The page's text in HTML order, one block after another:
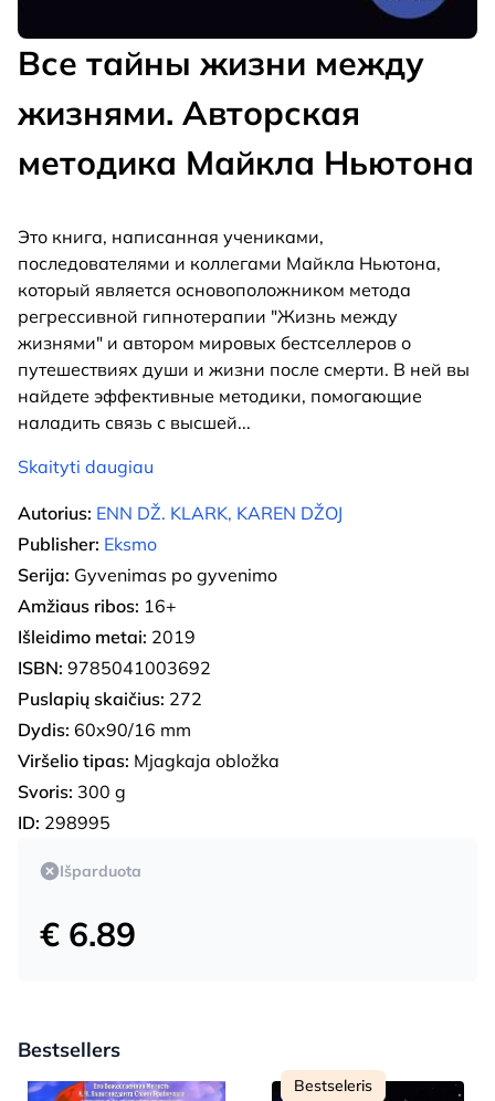
Все тайны жизни между
жизнями. Авторская
методика Майкла Ньютона
Это книга, написанная учениками,
последователями и коллегами Майкла Ньютона,
который является основоположником метода
регрессивной гипнотерапии "Жизнь между
жизнями" и автором мировых бестселлеров о
путешествиях души и жизни после смерти. В ней вы
найдете эффективные методики, помогающие
наладить связь с высшей...
Skaityti daugiau
Autorius: ENN DŽ. KLARK, KAREN DŽOJ
Publisher: Eksmo
Serija: Gyvenimas po gyvenimo
Amžiaus ribos: 16+
Išleidimo metai: 2019
ISBN: 9785041003692
Puslapių skaičius: 272
Dydis: 60x90/16 mm
Viršelio tipas: Mjagkaja obložka
Svoris: 300 g
ID: 298995
Išparduota
€ 6.89
Bestsellers
Bestseleris